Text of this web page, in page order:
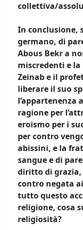
collettiva/
In conclusione,
germano, di
Abous Bekr a
miscredenti e
Zeinab e il
liberare il suo
l’appartenenza
ragione per
eroismo per i
per contro
abissini, e la
sangue e di
diritto di grazia,
contro negata
tutto questo
religione, cosa
religiosità?